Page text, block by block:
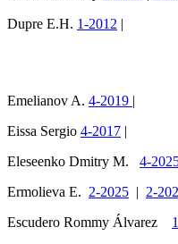
Dupre E.H. 1-2012 |
Emelianov A. 4-2019 |
Eissa Sergio 4-2017 |
Eleseenko Dmitry M. 4-
Ermolieva E. 2-2025 | 2-
Escudero Rommy Álvarez